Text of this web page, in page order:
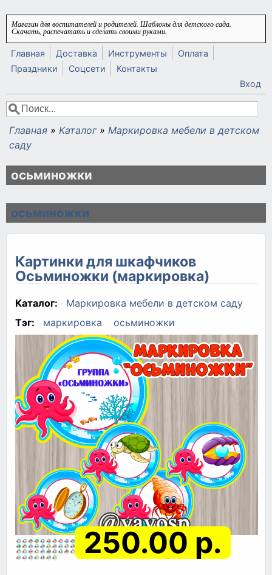
Перейти к основному содержанию
Магазин для воспитателей и родителей. Шаблоны для детского сада.
Скачать, распечатать и сделать своими руками.
Главная Доставка Инструменты
Оплата
Праздники
Соцсети
Контакты
Вход
Форма поиска
Поиск
Вы здесь
Главная » Каталог » Маркировка мебели в детском
саду
осьминожки
осьминожки
Картинки для шкафчиков
Осьминожки (маркировка)
Каталог:
Маркировка мебели в детском саду
Тэг:
маркировка осьминожки
250.00 р.